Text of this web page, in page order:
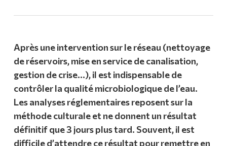
Après une intervention sur le réseau (nettoyage
de réservoirs, mise en service de canalisation,
gestion de crise…), il est indispensable de
contrôler la qualité microbiologique de l’eau.
Les analyses réglementaires reposent sur la
méthode culturale et ne donnent un résultat
définitif que 3 jours plus tard. Souvent, il est
difficile d’attendre ce résultat pour remettre en